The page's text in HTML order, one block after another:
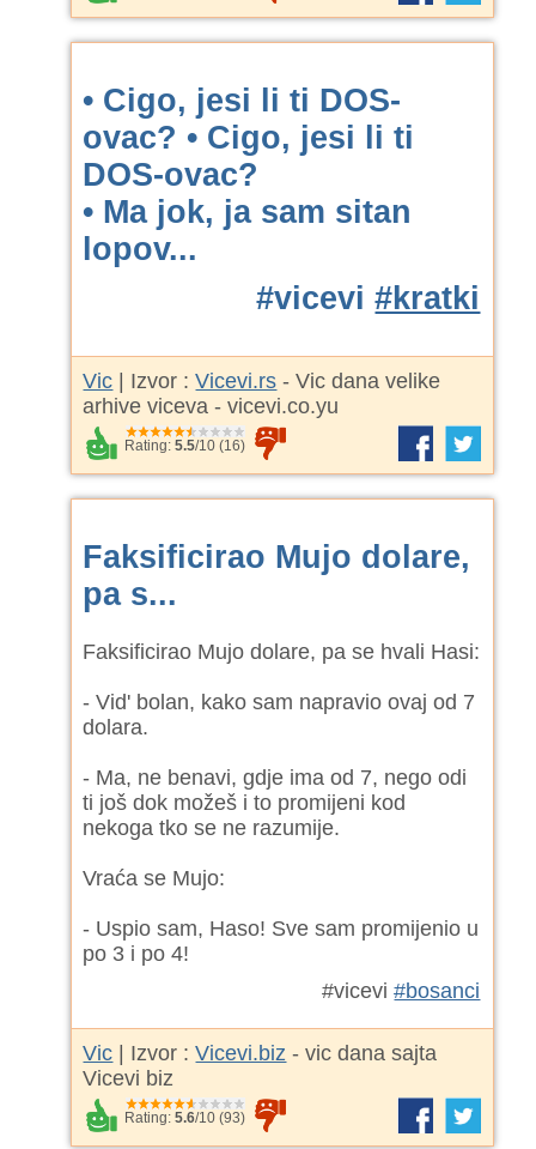
• Cigo, jesi li ti DOS-
ovac? • Cigo, jesi li ti
DOS-ovac?
• Ma jok, ja sam sitan
lopov...
#vicevi#kratki
Vic | Izvor :Vicevi.rs - Vic dana velike
arhive viceva - vicevi.co.yu
Rating:5.5/10 (16)
Faksificirao Mujo dolare,
pa s...
Faksificirao Mujo dolare, pa se hvali Hasi:
- Vid' bolan, kako sam napravio ovaj od 7
dolara.
- Ma, ne benavi, gdje ima od 7, nego odi
ti još dok možeš i to promijeni kod
nekoga tko se ne razumije.
Vraća se Mujo:
- Uspio sam, Haso! Sve sam promijenio u
po 3 i po 4!
#vicevi#bosanci
Vic | Izvor :Vicevi.biz - vic dana sajta
Vicevi biz
Rating:5.6/10 (93)